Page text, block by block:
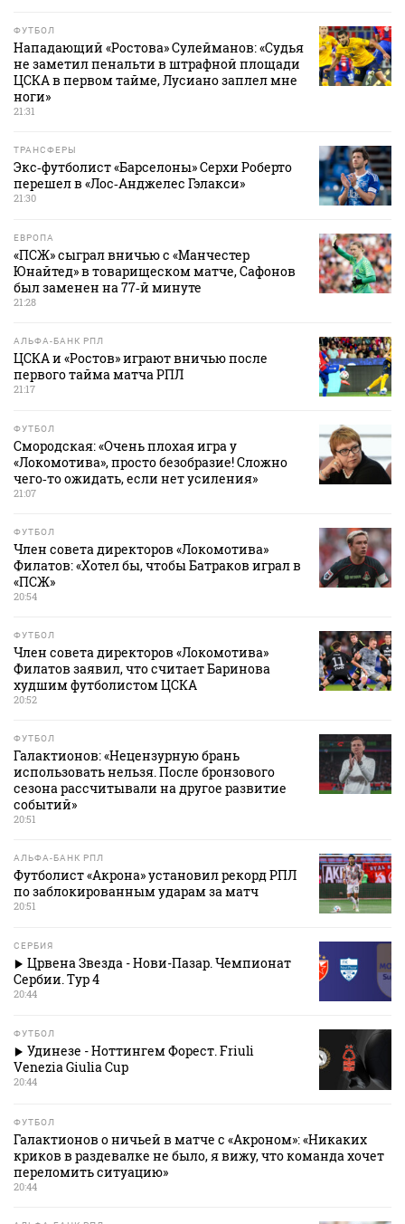
ФУТБОЛ
Нападающий «Ростова» Сулейманов: «Судья
не заметил пенальти в штрафной площади
ЦСКА в первом тайме, Лусиано заплел мне
ноги»
21:31
ТРАНСФЕРЫ
Экс‑футболист «Барселоны» Серхи Роберто
перешел в «Лос‑Анджелес Гэлакси»
21:30
ЕВРОПА
«ПСЖ» сыграл вничью с «Манчестер
Юнайтед» в товарищеском матче, Сафонов
был заменен на 77‑й минуте
21:28
АЛЬФА-БАНК РПЛ
ЦСКА и «Ростов» играют вничью после
первого тайма матча РПЛ
21:17
ФУТБОЛ
Смородская: «Очень плохая игра у
«Локомотива», просто безобразие! Сложно
чего‑то ожидать, если нет усиления»
21:07
ФУТБОЛ
Член совета директоров «Локомотива»
Филатов: «Хотел бы, чтобы Батраков играл в
«ПСЖ»
20:54
ФУТБОЛ
Член совета директоров «Локомотива»
Филатов заявил, что считает Баринова
худшим футболистом ЦСКА
20:52
ФУТБОЛ
Галактионов: «Нецензурную брань
использовать нельзя. После бронзового
сезона рассчитывали на другое развитие
событий»
20:51
АЛЬФА-БАНК РПЛ
Футболист «Акрона» установил рекорд РПЛ
по заблокированным ударам за матч
20:51
СЕРБИЯ
Црвена Звезда - Нови-Пазар. Чемпионат
Сербии. Тур 4
20:44
ФУТБОЛ
Удинезе - Ноттингем Форест. Friuli
Venezia Giulia Cup
20:44
ФУТБОЛ
Галактионов о ничьей в матче с «Акроном»: «Никаких
криков в раздевалке не было, я вижу, что команда хочет
переломить ситуацию»
20:44